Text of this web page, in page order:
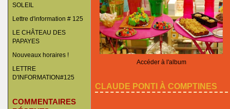
SOLEIL
Lettre d'information # 125
LE CHÂTEAU DES
PAPAYES
Nouveaux horaires !
LETTRE
D'INFORMATION#125
COMMENTAIRES
Accéder à l'album
CLAUDE PONTI À COMPTINES